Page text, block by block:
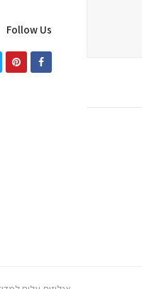
Follow Us
Facebook